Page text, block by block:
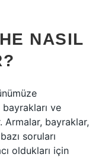
NASIL
ve
Armalar, bayraklar,
soruları
oldukları için